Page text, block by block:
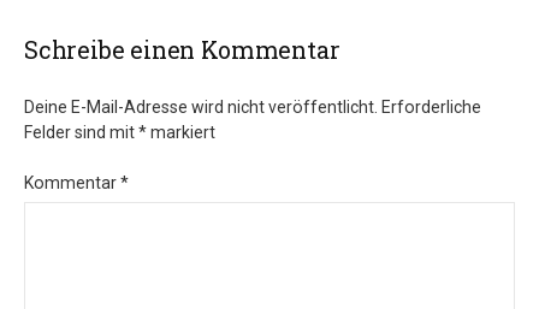
Schreibe einen Kommentar
Deine E-Mail-Adresse wird nicht veröffentlicht. Erforderliche
Felder sind mit*markiert
Kommentar*